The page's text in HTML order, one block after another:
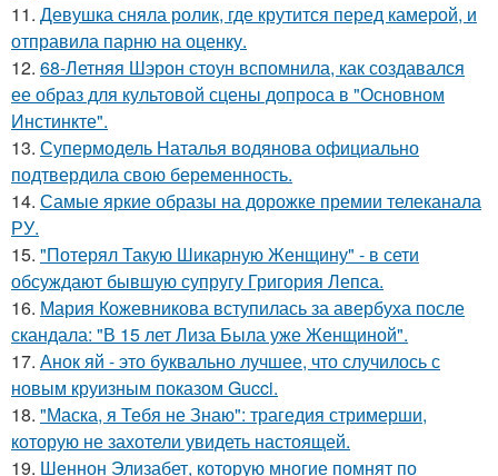
11. Девушка сняла ролик, где крутится перед камерой, и
отправила парню на оценку.
12. 68-Летняя Шэрон стоун вспомнила, как создавался
ее образ для культовой сцены допроса в "Основном
Инстинкте".
13. Супермодель Наталья водянова официально
подтвердила свою беременность.
14. Самые яркие образы на дорожке премии телеканала
РУ.
15. "Потерял Такую Шикарную Женщину" - в сети
обсуждают бывшую супругу Григория Лепса.
16. Мария Кожевникова вступилась за авербуха после
скандала: "В 15 лет Лиза Была уже Женщиной".
17. Анок яй - это буквально лучшее, что случилось с
новым круизным показом Gucci.
18. "Маска, я Тебя не Знаю": трагедия стримерши,
которую не захотели увидеть настоящей.
19. Шеннон Элизабет, которую многие помнят по